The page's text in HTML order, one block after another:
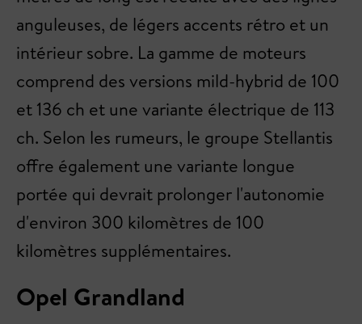
anguleuses, de légers accents rétro et un
intérieur sobre. La gamme de moteurs
comprend des versions mild-hybrid de 100
et 136 ch et une variante électrique de 113
ch. Selon les rumeurs, le groupe Stellantis
offre également une variante longue
portée qui devrait prolonger l'autonomie
d'environ 300 kilomètres de 100
kilomètres supplémentaires.
Opel Grandland